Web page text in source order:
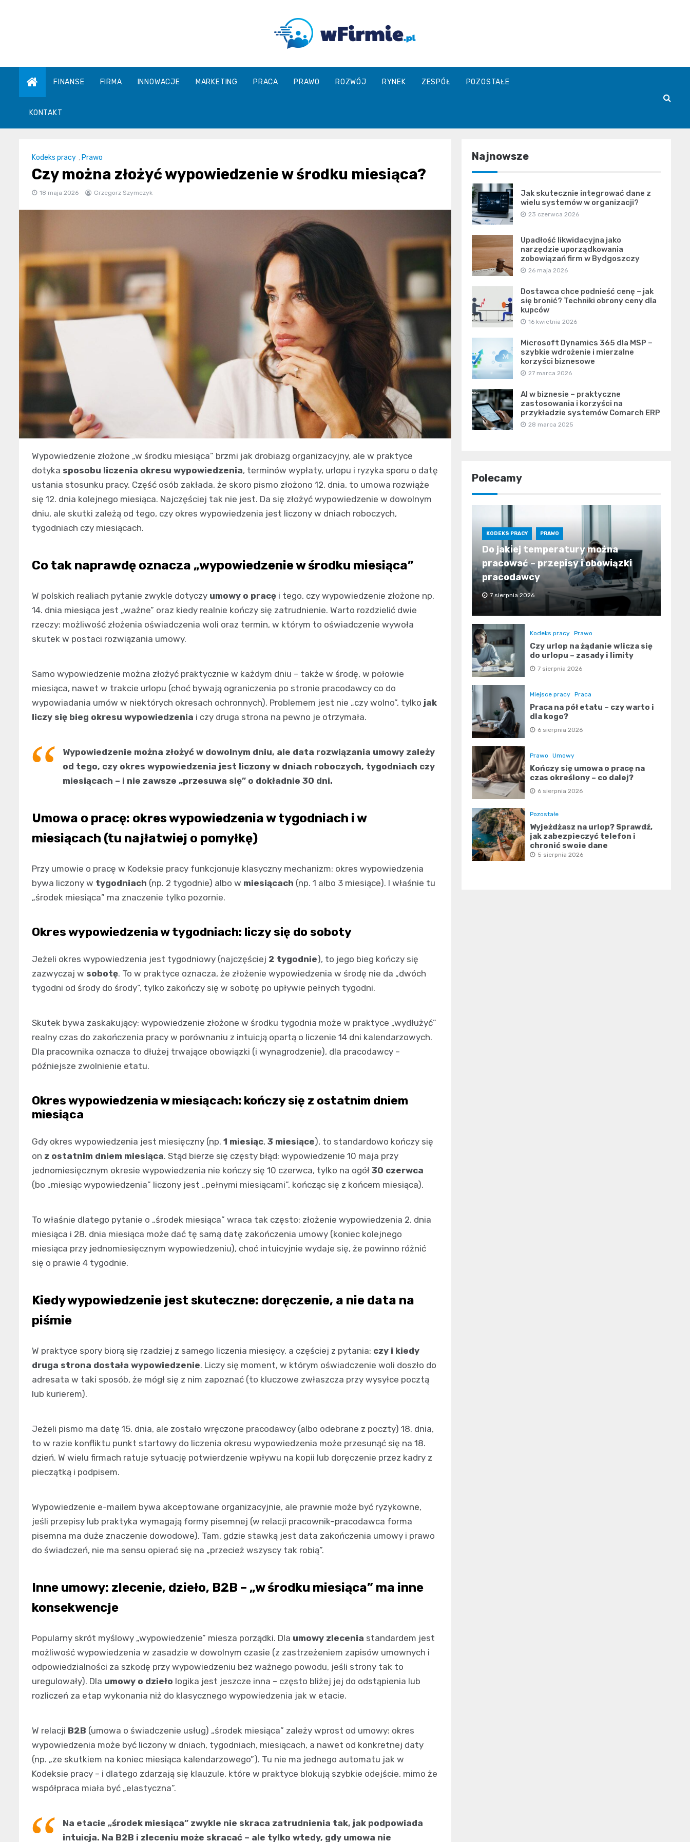
Wfirmie.pl
FINANSE FIRMA INNOWACJE MARKETING PRACA PRAWO ROZWÓJ RYNEK ZESPÓŁ POZOSTAŁE
KONTAKT
Kodeks pracy , Prawo
Czy można złożyć wypowiedzenie w środku miesiąca?
18 maja 2026 Grzegorz Szymczyk
Wypowiedzenie złożone „w środku miesiąca” brzmi jak drobiazg organizacyjny, ale w praktyce
dotyka sposobu liczenia okresu wypowiedzenia, terminów wypłaty, urlopu i ryzyka sporu o datę
ustania stosunku pracy. Część osób zakłada, że skoro pismo złożono 12. dnia, to umowa rozwiąże
się 12. dnia kolejnego miesiąca. Najczęściej tak nie jest. Da się złożyć wypowiedzenie w dowolnym
dniu, ale skutki zależą od tego, czy okres wypowiedzenia jest liczony w dniach roboczych,
tygodniach czy miesiącach.
Co tak naprawdę oznacza „wypowiedzenie w środku miesiąca”
W polskich realiach pytanie zwykle dotyczy umowy o pracę i tego, czy wypowiedzenie złożone np.
14. dnia miesiąca jest „ważne” oraz kiedy realnie kończy się zatrudnienie. Warto rozdzielić dwie
rzeczy: możliwość złożenia oświadczenia woli oraz termin, w którym to oświadczenie wywoła
skutek w postaci rozwiązania umowy.
Samo wypowiedzenie można złożyć praktycznie w każdym dniu – także w środę, w połowie
miesiąca, nawet w trakcie urlopu (choć bywają ograniczenia po stronie pracodawcy co do
wypowiadania umów w niektórych okresach ochronnych). Problemem jest nie „czy wolno”, tylko jak
liczy się bieg okresu wypowiedzenia i czy druga strona na pewno je otrzymała.
Wypowiedzenie można złożyć w dowolnym dniu, ale data rozwiązania umowy zależy
od tego, czy okres wypowiedzenia jest liczony w dniach roboczych, tygodniach czy
miesiącach – i nie zawsze „przesuwa się” o dokładnie 30 dni.
Umowa o pracę: okres wypowiedzenia w tygodniach i w
miesiącach (tu najłatwiej o pomyłkę)
Przy umowie o pracę w Kodeksie pracy funkcjonuje klasyczny mechanizm: okres wypowiedzenia
bywa liczony w tygodniach (np. 2 tygodnie) albo w miesiącach (np. 1 albo 3 miesiące). I właśnie tu
„środek miesiąca” ma znaczenie tylko pozornie.
Okres wypowiedzenia w tygodniach: liczy się do soboty
Jeżeli okres wypowiedzenia jest tygodniowy (najczęściej 2 tygodnie), to jego bieg kończy się
zazwyczaj w sobotę. To w praktyce oznacza, że złożenie wypowiedzenia w środę nie da „dwóch
tygodni od środy do środy”, tylko zakończy się w sobotę po upływie pełnych tygodni.
Skutek bywa zaskakujący: wypowiedzenie złożone w środku tygodnia może w praktyce „wydłużyć”
realny czas do zakończenia pracy w porównaniu z intuicją opartą o liczenie 14 dni kalendarzowych.
Dla pracownika oznacza to dłużej trwające obowiązki (i wynagrodzenie), dla pracodawcy –
późniejsze zwolnienie etatu.
Okres wypowiedzenia w miesiącach: kończy się z ostatnim dniem
miesiąca
Gdy okres wypowiedzenia jest miesięczny (np. 1 miesiąc, 3 miesiące), to standardowo kończy się
on z ostatnim dniem miesiąca. Stąd bierze się częsty błąd: wypowiedzenie 10 maja przy
jednomiesięcznym okresie wypowiedzenia nie kończy się 10 czerwca, tylko na ogół 30 czerwca
(bo „miesiąc wypowiedzenia” liczony jest „pełnymi miesiącami”, kończąc się z końcem miesiąca).
To właśnie dlatego pytanie o „środek miesiąca” wraca tak często: złożenie wypowiedzenia 2. dnia
miesiąca i 28. dnia miesiąca może dać tę samą datę zakończenia umowy (koniec kolejnego
miesiąca przy jednomiesięcznym wypowiedzeniu), choć intuicyjnie wydaje się, że powinno różnić
się o prawie 4 tygodnie.
Kiedy wypowiedzenie jest skuteczne: doręczenie, a nie data na
piśmie
W praktyce spory biorą się rzadziej z samego liczenia miesięcy, a częściej z pytania: czy i kiedy
druga strona dostała wypowiedzenie. Liczy się moment, w którym oświadczenie woli doszło do
adresata w taki sposób, że mógł się z nim zapoznać (to kluczowe zwłaszcza przy wysyłce pocztą
lub kurierem).
Jeżeli pismo ma datę 15. dnia, ale zostało wręczone pracodawcy (albo odebrane z poczty) 18. dnia,
to w razie konfliktu punkt startowy do liczenia okresu wypowiedzenia może przesunąć się na 18.
dzień. W wielu firmach ratuje sytuację potwierdzenie wpływu na kopii lub doręczenie przez kadry z
pieczątką i podpisem.
Wypowiedzenie e-mailem bywa akceptowane organizacyjnie, ale prawnie może być ryzykowne,
jeśli przepisy lub praktyka wymagają formy pisemnej (w relacji pracownik–pracodawca forma
pisemna ma duże znaczenie dowodowe). Tam, gdzie stawką jest data zakończenia umowy i prawo
do świadczeń, nie ma sensu opierać się na „przecież wszyscy tak robią”.
Inne umowy: zlecenie, dzieło, B2B – „w środku miesiąca” ma inne
konsekwencje
Popularny skrót myślowy „wypowiedzenie” miesza porządki. Dla umowy zlecenia standardem jest
możliwość wypowiedzenia w zasadzie w dowolnym czasie (z zastrzeżeniem zapisów umownych i
odpowiedzialności za szkodę przy wypowiedzeniu bez ważnego powodu, jeśli strony tak to
uregulowały). Dla umowy o dzieło logika jest jeszcze inna – często bliżej jej do odstąpienia lub
rozliczeń za etap wykonania niż do klasycznego wypowiedzenia jak w etacie.
W relacji B2B (umowa o świadczenie usług) „środek miesiąca” zależy wprost od umowy: okres
wypowiedzenia może być liczony w dniach, tygodniach, miesiącach, a nawet od konkretnej daty
(np. „ze skutkiem na koniec miesiąca kalendarzowego”). Tu nie ma jednego automatu jak w
Kodeksie pracy – i dlatego zdarzają się klauzule, które w praktyce blokują szybkie odejście, mimo że
współpraca miała być „elastyczna”.
Na etacie „środek miesiąca” zwykle nie skraca zatrudnienia tak, jak podpowiada
intuicja. Na B2B i zleceniu może skracać – ale tylko wtedy, gdy umowa nie
Najnowsze
Jak skutecznie integrować dane z
wielu systemów w organizacji?
23 czerwca 2026
Upadłość likwidacyjna jako
narzędzie uporządkowania
zobowiązań firm w Bydgoszczy
26 maja 2026
Dostawca chce podnieść cenę – jak
się bronić? Techniki obrony ceny dla
kupców
16 kwietnia 2026
Microsoft Dynamics 365 dla MSP –
szybkie wdrożenie i mierzalne
korzyści biznesowe
27 marca 2026
AI w biznesie – praktyczne
zastosowania i korzyści na
przykładzie systemów Comarch ERP
28 marca 2025
Polecamy
KODEKS PRACY PRAWO
Do jakiej temperatury można
pracować – przepisy i obowiązki
pracodawcy
7 sierpnia 2026
Kodeks pracy Prawo
Czy urlop na żądanie wlicza się
do urlopu – zasady i limity
7 sierpnia 2026
Miejsce pracy Praca
Praca na pół etatu – czy warto i
dla kogo?
6 sierpnia 2026
Prawo Umowy
Kończy się umowa o pracę na
czas określony – co dalej?
6 sierpnia 2026
Pozostałe
Wyjeżdżasz na urlop? Sprawdź,
jak zabezpieczyć telefon i
chronić swoje dane
5 sierpnia 2026